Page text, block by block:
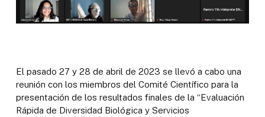
El pasado 27 y 28 de abril de 2023 se llevó a cabo una
reunión con los miembros del Comité Científico para la
presentación de los resultados finales de la “Evaluación
Rápida de Diversidad Biológica y Servicios